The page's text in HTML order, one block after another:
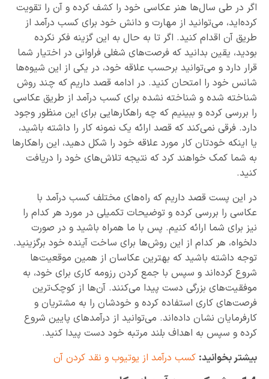
اگر در طی سال‌ها هنر عکاسی خود را کشف کرده و آن را تقویت
کرده‌اید، می‌توانید از مهارت و دانش خود برای کسب درآمد از
طریق آن اقدام کنید. اگر تا به حال به این گزینه فکر نکرده
بودید، یقین بدانید که فرصت‌های شغلی فراوانی در اختیار شما
قرار دارد و می‌توانید برحسب علاقه خود، در یکی از این شیوه‌ها
شانس خود را امتحان کنید. در ادامه قصد داریم که چند روش
شناخته شده و شناخته نشده برای کسب درآمد از طریق عکاسی
را بررسی کرده و ببینیم که چه راهکارهایی برای این منظور وجود
دارد. فرقی نمی‌کند که قصد ارائه یک نمونه کار را داشته باشید،
یا اینکه خودتان کار مورد علاقه خود را شکل دهید، این راهکارها
به شما کمک خواهند کرد که نتیجه تلاش‌های خود را دریافت
کنید.
در این پست قصد داریم که راه‌های مختلف کسب درآمد با
عکاسی را بررسی کرده و توضیحات تکمیلی در مورد هر کدام را
نیز برای شما ارائه کنیم. پس با ما همراه باشید و در صورت
دلخواه، هر کدام از این روش‌ها برای ساخت آینده خود برگزینید.
توجه داشته باشید که بهترین عکاسان از همین موقعیت‌ها
شروع کرده‌اند و سپس با جمع کردن رزومه کاری برای خود، به
موفقیت‌های بزرگی دست پیدا می‌کنند. آن‌ها از کوچک‌ترین
فرصت‌های کاری استفاده کرده و خودشان را به مشتریان و
کارفرمایان نشان داده‌اند. می‌توانید از درآمدهای پایین شروع
کرده و سپس به اهداف بلند مرتبه خود دست پیدا کنید.
بیشتر بخوانید: کسب درآمد از یوتیوب و نقد کردن آن